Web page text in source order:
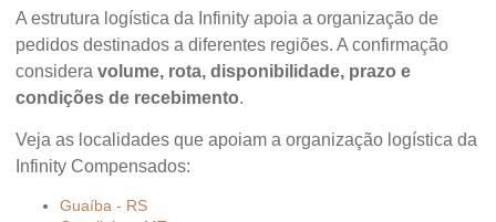
A estrutura logística da Infinity apoia a organização de
pedidos destinados a diferentes regiões. A confirmação
considera volume, rota, disponibilidade, prazo e
condições de recebimento.
Veja as localidades que apoiam a organização logística da
Infinity Compensados:
Guaíba - RS